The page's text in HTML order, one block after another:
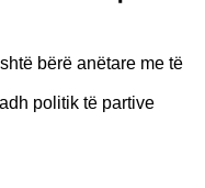
bërë anëtare me të
politik të partive